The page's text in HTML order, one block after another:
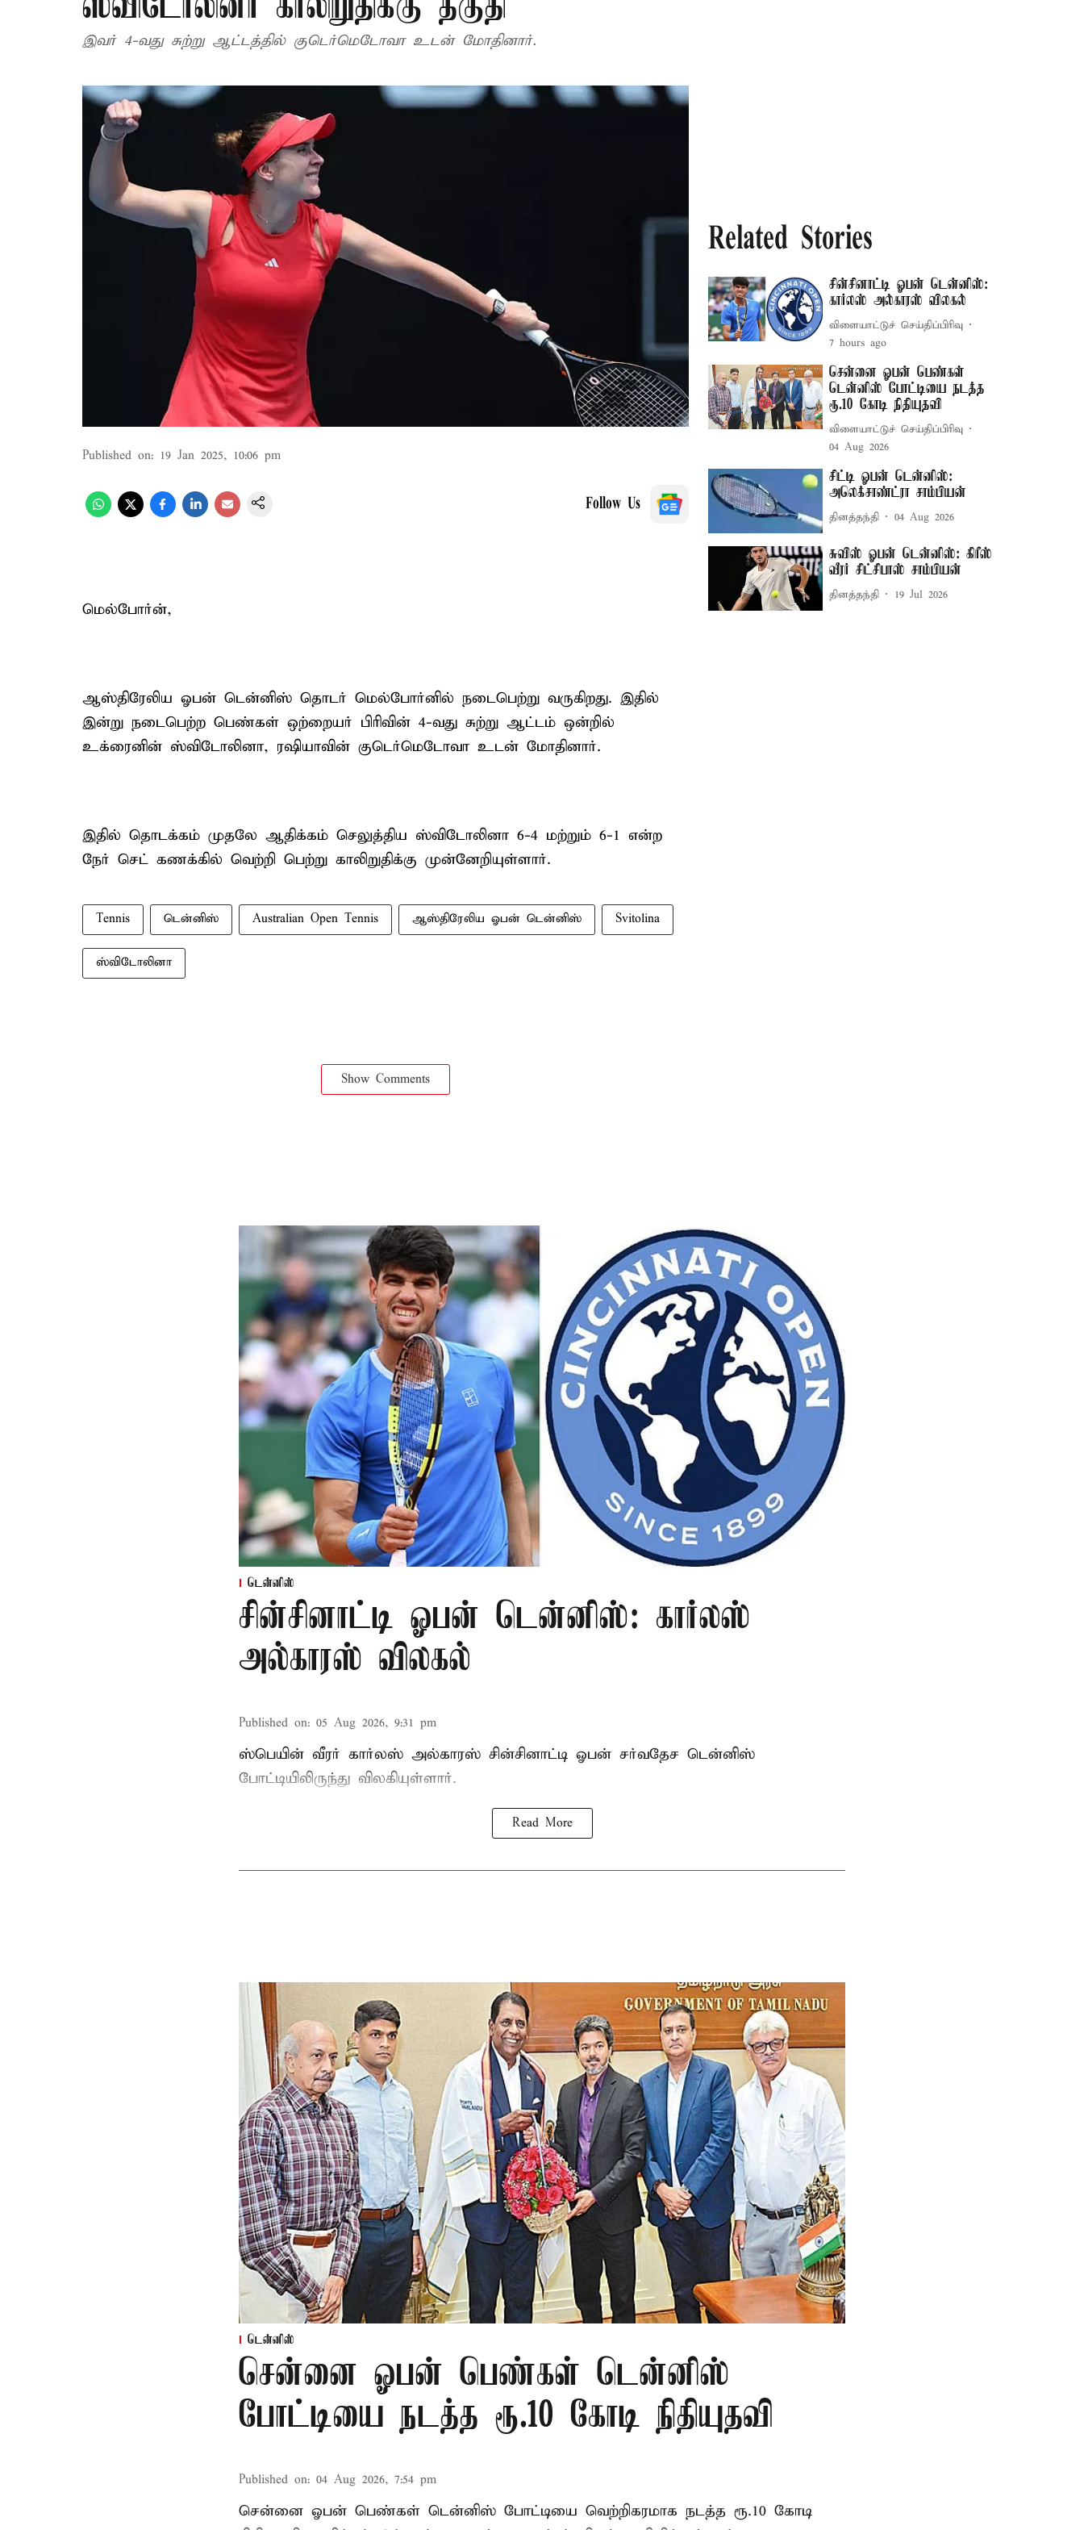
இவர் 4-வது சுற்று ஆட்டத்தில் குடெர்மெடோவா உடன் மோதினார்.
Published on: 19 Jan 2025, 10:06 pm
Follow Us
மெல்போர்ன்,
ஆஸ்திரேலிய ஓபன் டென்னிஸ் தொடர் மெல்போர்னில் நடைபெற்று வருகிறது. இதில்
இன்று நடைபெற்ற பெண்கள் ஒற்றையர் பிரிவின் 4-வது சுற்று ஆட்டம் ஒன்றில்
உக்ரைனின் ஸ்விடோலினா, ரஷியாவின் குடெர்மெடோவா உடன் மோதினார்.
இதில் தொடக்கம் முதலே ஆதிக்கம் செலுத்திய ஸ்விடோலினா 6-4 மற்றும் 6-1 என்ற
நேர் செட் கணக்கில் வெற்றி பெற்று காலிறுதிக்கு முன்னேறியுள்ளார்.
Tennis டென்னிஸ் Australian Open Tennis ஆஸ்திரேலிய ஓபன் டென்னிஸ் Svitolina
ஸ்விடோலினா
Show Comments
Related Stories
சின்சினாட்டி ஓபன் டென்னிஸ்:
கார்லஸ் அல்காரஸ் விலகல்
விளையாட்டுச் செய்திப்பிரிவு
7 hours ago
சென்னை ஓபன் பெண்கள்
டென்னிஸ் போட்டியை நடத்த
ரூ.10 கோடி நிதியுதவி
விளையாட்டுச் செய்திப்பிரிவு
04 Aug 2026
சிட்டி ஓபன் டென்னிஸ்:
அலெக்சாண்ட்ரா சாம்பியன்
தினத்தந்தி 04 Aug 2026
சுவிஸ் ஓபன் டென்னிஸ்: கிரீஸ்
வீரர் சிட்சிபாஸ் சாம்பியன்
தினத்தந்தி 19 Jul 2026
டென்னிஸ்
சின்சினாட்டி ஓபன் டென்னிஸ்: கார்லஸ்
அல்காரஸ் விலகல்
Published on: 05 Aug 2026, 9:31 pm
ஸ்பெயின் வீரர் கார்லஸ் அல்காரஸ் சின்சினாட்டி ஓபன் சர்வதேச டென்னிஸ்
போட்டியிலிருந்து விலகியுள்ளார்.
Read More
டென்னிஸ்
சென்னை ஓபன் பெண்கள் டென்னிஸ்
போட்டியை நடத்த ரூ.10 கோடி நிதியுதவி
Published on: 04 Aug 2026, 7:54 pm
சென்னை ஓபன் பெண்கள் டென்னிஸ் போட்டியை வெற்றிகரமாக நடத்த ரூ.10 கோடி